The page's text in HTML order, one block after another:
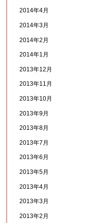
2014年4月
2014年3月
2014年2月
2014年1月
2013年12月
2013年11月
2013年10月
2013年9月
2013年8月
2013年7月
2013年6月
2013年5月
2013年4月
2013年3月
2013年2月